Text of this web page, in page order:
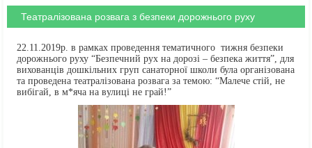
Театралізована розвага з безпеки дорожнього руху
22.11.2019р. в рамках проведення тематичного тижня безпеки
дорожнього руху “Безпечний рух на дорозі – безпека життя”, для
вихованців дошкільних груп санаторної школи була організована
та проведена театралізована розвага за темою: “Малече стій, не
вибігай, в м*яча на вулиці не грай!”